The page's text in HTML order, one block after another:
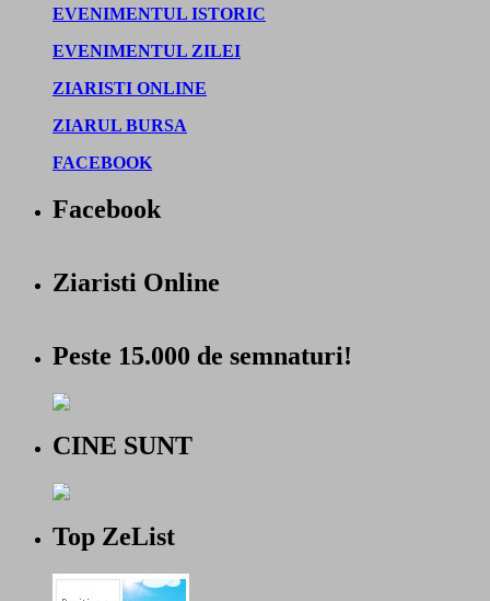
EVENIMENTUL ISTORIC
EVENIMENTUL ZILEI
ZIARISTI ONLINE
ZIARUL BURSA
FACEBOOK
Facebook
Ziaristi Online
Peste 15.000 de semnaturi!
CINE SUNT
Top ZeList